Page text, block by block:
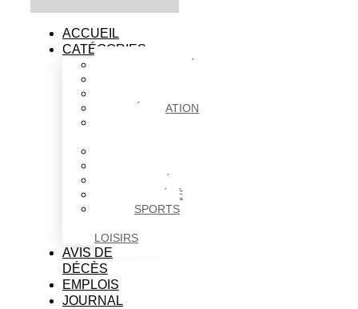
ACCUEIL
CATÉGORIES
ÉDUCATION
SOCIÉTÉ
SPORTS
LOISIRS
AVIS DE
DÉCÈS
EMPLOIS
JOURNAL